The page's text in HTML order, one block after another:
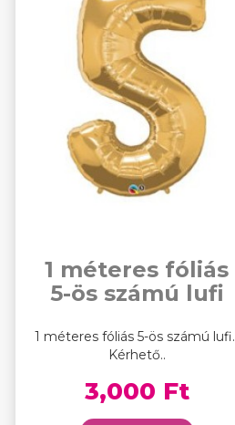
1 méteres fóliás
5-ös számú lufi
1 méteres fóliás 5-ös számú lufi.
Kérhető..
3,000 Ft